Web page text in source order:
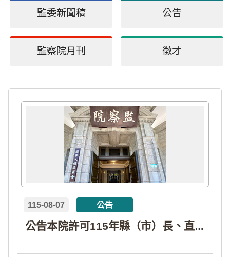
監委新聞稿 公告
監察院月刊 徵才
公告本院許可115年縣（市）長、直轄市議員、縣（市）議員擬參選人開立政治獻金專戶共計4戶。各專戶得收受政治獻金期間為自專戶許可設立日起至115年11月27日止，專戶名冊詳如附件。
115-08-07 公告